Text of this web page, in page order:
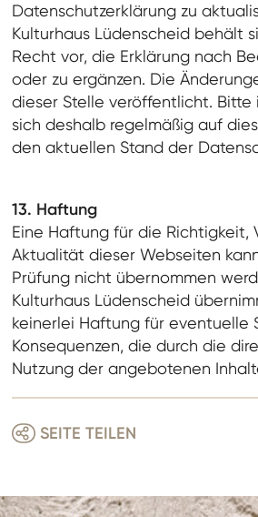
Datenschutzerklärung zu
Kulturhaus Lüdenscheid behält
Recht vor, die Erklärung nach
oder zu ergänzen. Die
dieser Stelle veröffentlicht. Bitte
sich deshalb regelmäßig auf
den aktuellen Stand der
13. Haftung
Eine Haftung für die Richtigkeit,
Aktualität dieser Webseiten
Prüfung nicht übernommen
Kulturhaus Lüdenscheid
keinerlei Haftung für eventuelle
Konsequenzen, die durch die
Nutzung der angebotenen
SEITE TEILEN